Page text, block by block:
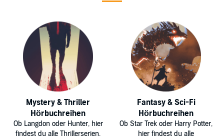
Mystery & Thriller
Hörbuchreihen
Ob Langdon oder Hunter, hier
findest du alle Thrillerserien.
Fantasy & Sci-Fi
Hörbuchreihen
Ob Star Trek oder Harry Potter,
hier findest du alle